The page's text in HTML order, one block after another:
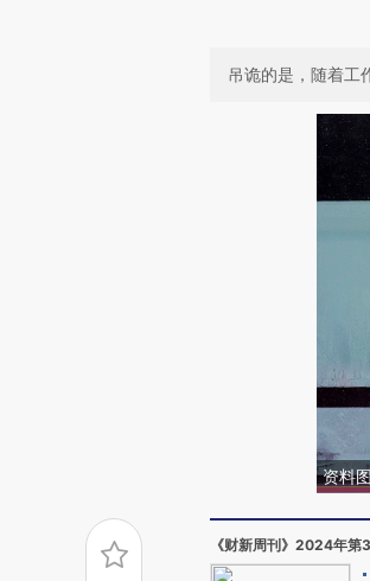
吊诡的是，随着工
资料
《财新周刊》2024年第